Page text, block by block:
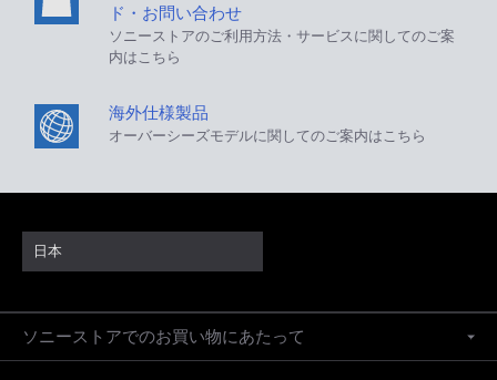
ド・お問い合わせ
ソニーストアのご利用方法・サービスに関してのご案
内はこちら
海外仕様製品
オーバーシーズモデルに関してのご案内はこちら
日本
ソニーストアでのお買い物にあたって